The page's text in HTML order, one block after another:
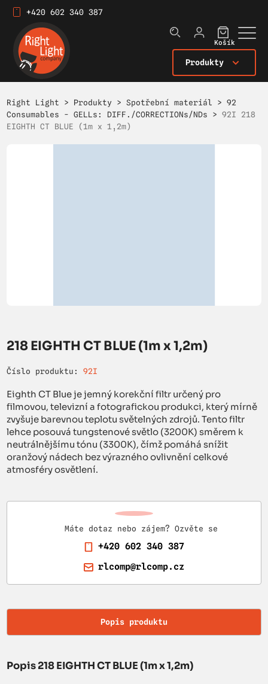
+420 602 340 387
Produkty
Košík
Right Light > Produkty >Spotřební materiál >92
Consumables - GELLs: DIFF./CORRECTIONs/NDs >92I 218
EIGHTH CT BLUE (1m x 1,2m)
218 EIGHTH CT BLUE (1m x 1,2m)
Číslo produktu: 92I
Eighth CT Blue je jemný korekční filtr určený pro
filmovou, televizní a fotografickou produkci, který mírně
zvyšuje barevnou teplotu světelných zdrojů. Tento filtr
lehce posouvá tungstenové světlo (3200K) směrem k
neutrálnějšímu tónu (3300K), čímž pomáhá snížit
oranžový nádech bez výrazného ovlivnění celkové
atmosféry osvětlení.
Máte dotaz nebo zájem? Ozvěte se
+420 602 340 387
rlcomp@rlcomp.cz
Popis produktu
Popis 218 EIGHTH CT BLUE (1m x 1,2m)